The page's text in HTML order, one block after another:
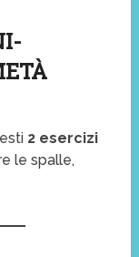
2 esercizi
le spalle,